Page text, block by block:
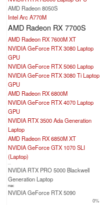
AMD Radeon 8050S
Intel Arc A770M
AMD Radeon RX 7700S
AMD Radeon RX 7600M XT
NVIDIA GeForce RTX 3080 Laptop
GPU
NVIDIA GeForce RTX 5060 Laptop
NVIDIA GeForce RTX 3080 Ti Laptop
GPU
AMD Radeon RX 6800M
NVIDIA GeForce RTX 4070 Laptop
GPU
NVIDIA RTX 3500 Ada Generation
Laptop
AMD Radeon RX 6850M XT
NVIDIA GeForce GTX 1070 SLI
(Laptop)
...
NVIDIA RTX PRO 5000 Blackwell
Generation Laptop
max:
NVIDIA GeForce RTX 5090
0%